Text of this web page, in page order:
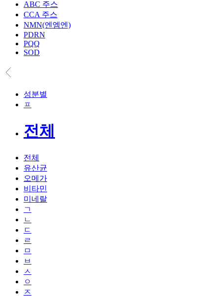
ABC 주스
CCA 주스
NMN(엔엠엔)
PDRN
PQQ
SOD
성분별
ㅍ
전체
전체
유산균
오메가
비타민
미네랄
ㄱ
ㄴ
ㄷ
ㄹ
ㅁ
ㅂ
ㅅ
ㅇ
ㅈ